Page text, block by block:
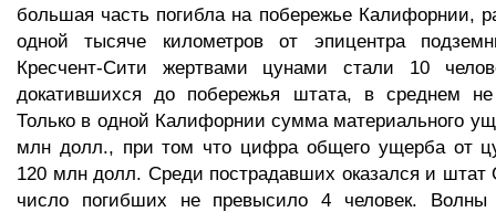
большая часть погибла на побережье Калифорнии,
одной тысяче километров от эпицентра
Кресчент-Сити жертвами цунами стали 10
докатившихся до побережья штата, в среднем
Только в одной Калифорнии сумма материального
млн долл., при том что цифра общего ущерба от
120 млн долл. Среди пострадавших оказался и штат
число погибших не превысило 4 человек.